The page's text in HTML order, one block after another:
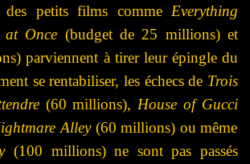
petits films comme Everything
at Once (budget de 25 millions) et
parviennent à tirer leur épingle du
se rentabiliser, les échecs de Trois
(60 millions), House of Gucci
Alley(60 millions) ou même
(100 millions) ne sont pas passés